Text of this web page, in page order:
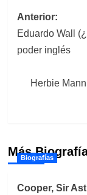
de
entradas
Anterior:
Eduardo Wall
poder inglés
Herbie
MásBiografías
Cooper, Sir